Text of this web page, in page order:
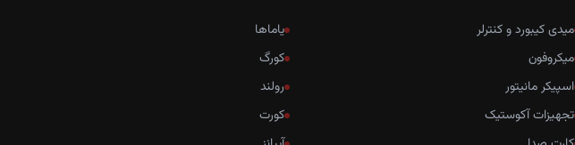
میدی کیبورد و کنترلر
میکروفون
اسپیکر مانیتور
تجهیزات آکوستیک
یاماها
کورگ
رولند
کورت